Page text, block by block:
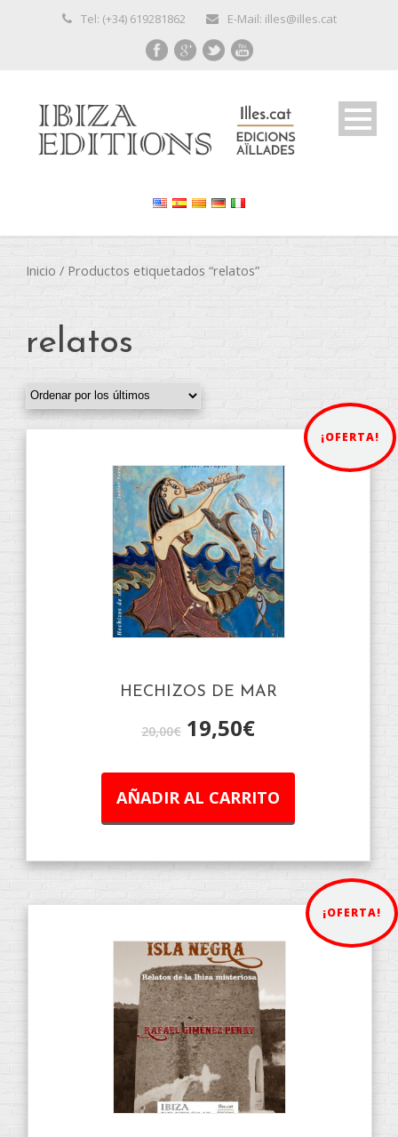
Tel: (+34) 619281862 E-Mail: illes@illes.cat
Inicio / Productos etiquetados “relatos”
relatos
¡OFERTA!
HECHIZOS DE MAR
20,00€ 19,50€
AÑADIR AL CARRITO
¡OFERTA!